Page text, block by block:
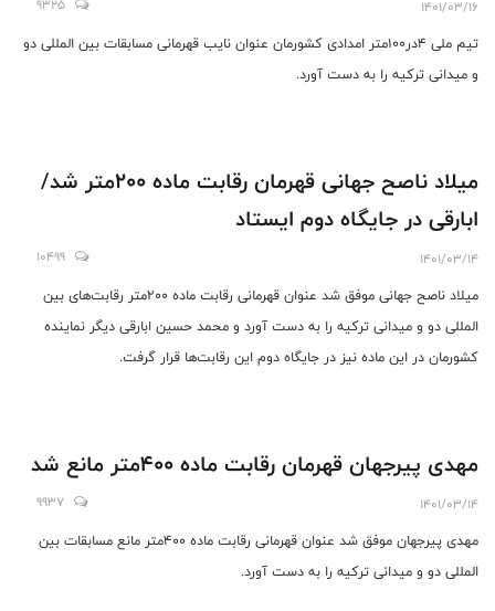
1401/03/16
9325
تیم ملی ۴در۱۰۰متر امدادی کشورمان عنوان نایب قهرمانی مسابقات بین المللی دو
و میدانی ترکیه را به دست آورد.
میلاد ناصح جهانی قهرمان رقابت ماده ۲۰۰متر شد/
ابارقی در جایگاه دوم ایستاد
1401/03/14
10499
میلاد ناصح جهانی موفق شد عنوان قهرمانی رقابت ماده ۲۰۰متر رقابت‌های بین
المللی دو و میدانی ترکیه را به دست آورد و محمد حسین ابارقی دیگر نماینده
کشورمان در این ماده نیز در جایگاه دوم این رقابت‌ها قرار گرفت.
مهدی پیرجهان قهرمان رقابت ماده ۴۰۰متر مانع شد
1401/03/14
9937
مهدی پیرجهان موفق شد عنوان قهرمانی رقابت ماده ۴۰۰متر مانع مسابقات بین
المللی دو و میدانی ترکیه را به دست آورد.